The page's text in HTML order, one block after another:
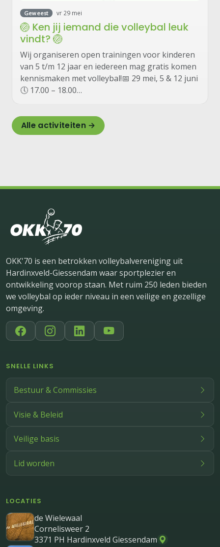
Geweest vr 29 mei
🏐 Ken jij iemand die volleybal leuk
vindt? 🏐
Wij organiseren open trainingen voor kinderen
van 5 t/m 12 jaar en iedereen mag gratis komen
kennismaken met volleybal!📅 29 mei, 5 & 12 juni
🕔 17.00 – 18.00…
Alle activiteiten →
OKK'70 is een betrokken volleybalvereniging uit
Hardinxveld-Giessendam waar sportplezier en
ontwikkeling voorop staan. Met ruim 250 leden bieden
we volleybal op ieder niveau in een veilige en gezellige
omgeving.
SNELLE LINKS
Bestuur & Commissies
Visie & Beleid
Veilige basis
Lid worden
LOCATIES
de Wielewaal
Cornelisweer 2
3371 PH Hardinxveld Giessendam